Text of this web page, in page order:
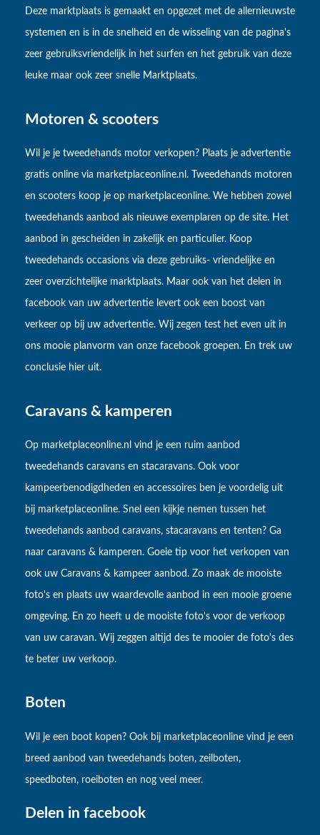
Deze marktplaats is gemaakt en opgezet met de allernieuwste
systemen en is in de snelheid en de wisseling van de pagina's
zeer gebruiksvriendelijk in het surfen en het gebruik van deze
leuke maar ook zeer snelle Marktplaats.
Motoren & scooters
Wil je je tweedehands motor verkopen? Plaats je advertentie
gratis online via marketplaceonline.nl. Tweedehands motoren
en scooters koop je op marketplaceonline. We hebben zowel
tweedehands aanbod als nieuwe exemplaren op de site. Het
aanbod in gescheiden in zakelijk en particulier. Koop
tweedehands occasions via deze gebruiks- vriendelijke en
zeer overzichtelijke marktplaats. Maar ook van het delen in
facebook van uw advertentie levert ook een boost van
verkeer op bij uw advertentie. Wij zegen test het even uit in
ons mooie planvorm van onze facebook groepen. En trek uw
conclusie hier uit.
Caravans & kamperen
Op marketplaceonline.nl vind je een ruim aanbod
tweedehands caravans en stacaravans. Ook voor
kampeerbenodigdheden en accessoires ben je voordelig uit
bij marketplaceonline. Snel een kijkje nemen tussen het
tweedehands aanbod caravans, stacaravans en tenten? Ga
naar caravans & kamperen. Goeie tip voor het verkopen van
ook uw Caravans & kampeer aanbod. Zo maak de mooiste
foto's en plaats uw waardevolle aanbod in een mooie groene
omgeving. En zo heeft u de mooiste foto's voor de verkoop
van uw caravan. Wij zeggen altijd des te mooier de foto's des
te beter uw verkoop.
Boten
Wil je een boot kopen? Ook bij marketplaceonline vind je een
breed aanbod van tweedehands boten, zeilboten,
speedboten, roeiboten en nog veel meer.
Delen in facebook